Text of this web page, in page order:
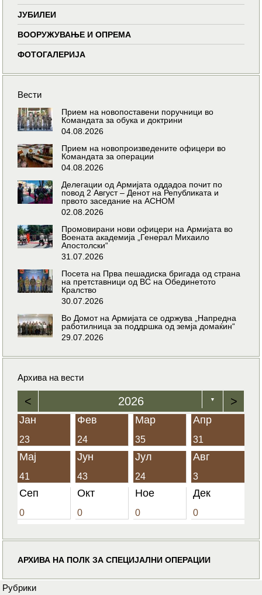
ЈУБИЛЕИ
ВООРУЖУВАЊЕ И ОПРЕМА
ФОТОГАЛЕРИЈА
Вести
Прием на новопоставени поручници во
Командата за обука и доктрини
04.08.2026
Прием на новопроизведените офицери во
Командата за операции
04.08.2026
Делегации од Армијата оддадоа почит по
повод 2 Август – Денот на Републиката и
првото заседание на АСНОМ
02.08.2026
Промовирани нови офицери на Армијата во
Воената академија „Генерал Михаило
Апостолски“
31.07.2026
Посета на Прва пешадиска бригада од страна
на претставници од ВС на Обединетото
Кралство
30.07.2026
Во Домот на Армијата се одржува „Напредна
работилница за поддршка од земја домаќин“
29.07.2026
Архива на вести
< 2026 ▼ >
Јан
23
Фев
24
Мар
35
Апр
31
Мај
41
Јун
43
Јул
24
Авг
3
Сеп
0
Окт
0
Ное
0
Дек
0
АРХИВА НА ПОЛК ЗА СПЕЦИЈАЛНИ ОПЕРАЦИИ
Рубрики